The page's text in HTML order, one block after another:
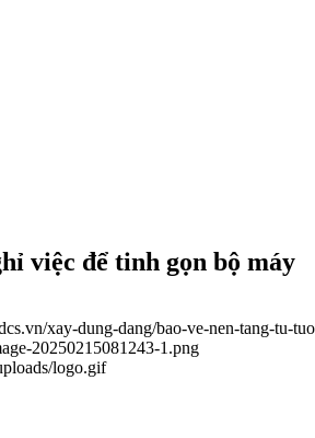
việc để tinh gọn bộ máy
xay-dung-dang/bao-ve-nen-tang-tu-
20250215081243-1.png
logo.gif